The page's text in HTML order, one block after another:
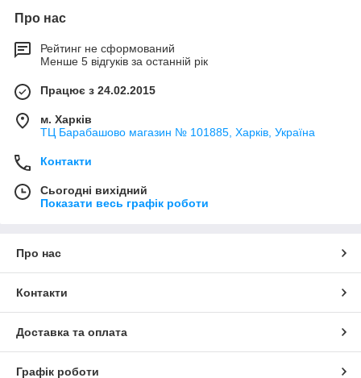
Про нас
Рейтинг не сформований
Менше 5 відгуків за останній рік
Працює з 24.02.2015
м. Харків
ТЦ Барабашово магазин № 101885, Харків, Україна
Контакти
Сьогодні вихідний
Показати весь графік роботи
Про нас
Контакти
Доставка та оплата
Графік роботи